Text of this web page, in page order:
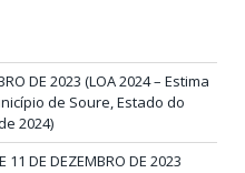
DE 2023 (LOA 2024 – Estima
de Soure, Estado do
2024)
11 DE DEZEMBRO DE 2023